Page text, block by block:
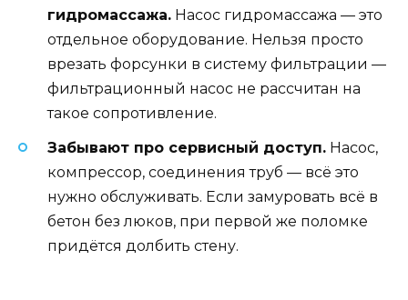
гидромассажа. Насос гидромассажа — это
отдельное оборудование. Нельзя просто
врезать форсунки в систему фильтрации —
фильтрационный насос не рассчитан на
такое сопротивление.
Забывают про сервисный доступ. Насос,
компрессор, соединения труб — всё это
нужно обслуживать. Если замуровать всё в
бетон без люков, при первой же поломке
придётся долбить стену.